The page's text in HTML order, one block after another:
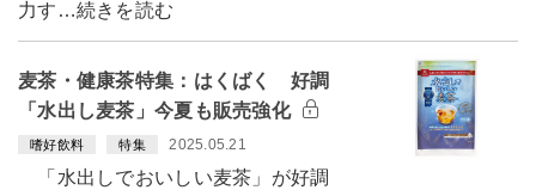
力す…続きを読む
麦茶・健康茶特集：はくばく 好調
「水出し麦茶」今夏も販売強化
嗜好飲料 特集 2025.05.21
「水出しでおいしい麦茶」が好調